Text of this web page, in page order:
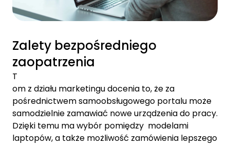
Zalety bezpośredniego
zaopatrzenia
T
om z działu marketingu docenia to, że za
pośrednictwem samoobsługowego portalu może
samodzielnie zamawiać nowe urządzenia do pracy.
Dzięki temu ma wybór pomiędzy modelami
laptopów, a także możliwość zamówienia lepszego